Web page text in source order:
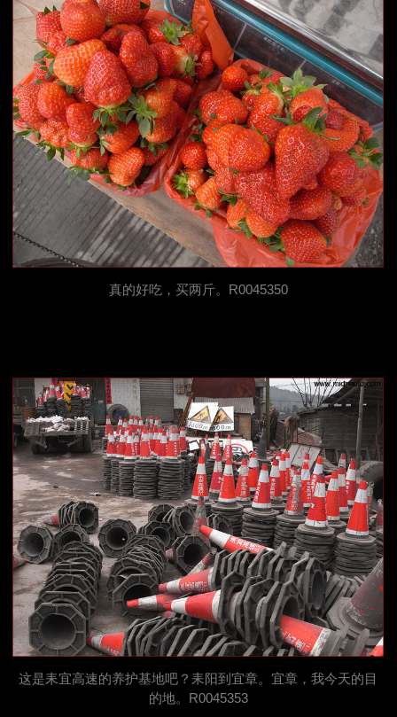
真的好吃，买两斤。R0045350
这是耒宜高速的养护基地吧？耒阳到宜章。宜章，我今天的目
的地。R0045353